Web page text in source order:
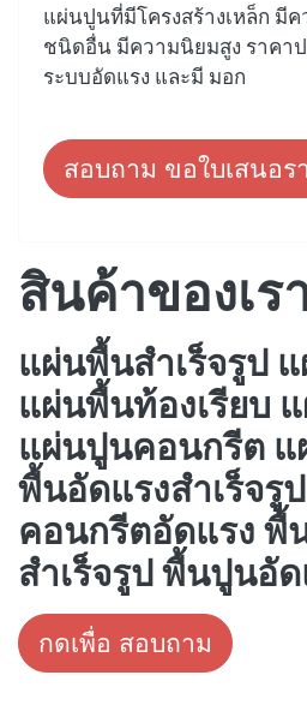
แผ่นปูนที่มีโครงสร้างเหล็ก มี
ชนิดอื่น มีความนิยมสูง ราคา
ระบบอัดแรง และมี มอก
สอบถาม ขอใบเสนอร
สินค้าของเร
แผ่นพื้นสำเร็จรูป
แผ่นพื้นท้องเรียบ
แผ่นปูนคอนกรีต
พื้นอัดแรงสำเร็จรู
คอนกรีตอัดแรง พื้
สำเร็จรูป พื้นปูนอั
กดเพื่อ สอบถาม